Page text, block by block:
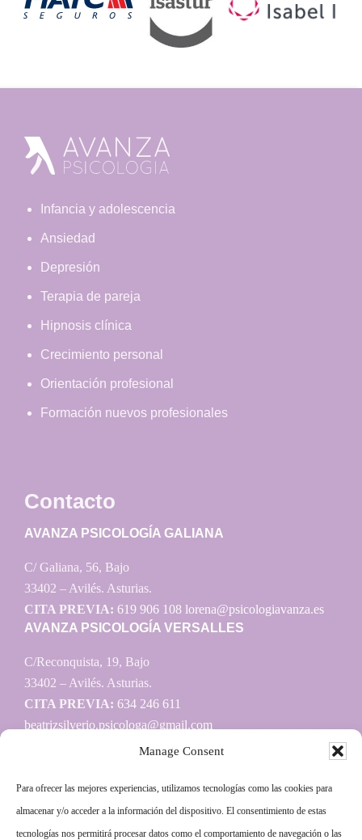
Manage Consent
Para ofrecer las mejores experiencias, utilizamos tecnologías como las cookies para
almacenar y/o acceder a la información del dispositivo. El consentimiento de estas
tecnologías nos permitirá procesar datos como el comportamiento de navegación o las
Footer
Infancia y adolescencia
Ansiedad
Depresión
Terapia de pareja
Hipnosis clínica
Crecimiento personal
Orientación profesional
Formación nuevos profesionales
Contacto
AVANZA PSICOLOGÍA GALIANA
C/ Galiana, 56, Bajo
33402 – Avilés. Asturias.
CITA PREVIA: 619 906 108 lorena@psicologiavanza.es
AVANZA PSICOLOGÍA VERSALLES
C/Reconquista, 19, Bajo
33402 – Avilés. Asturias.
CITA PREVIA: 634 246 611
beatrizsilverio.psicologa@gmail.com
Información